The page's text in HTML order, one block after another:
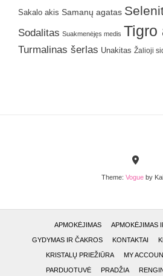
Sakalo akis Samanų agatas
Sodalitas Suakmenėjęs medis Tigro
Turmalinas šerlas Unakitas Žalioji
Theme: Vogueby
APMOKĖJIMAS APMOKĖJIMAS
GYDYMAS IR ČAKROS KONTAKTAI
KRISTALŲ PRIEŽIŪRA MY
PARDUOTUVĖ PRADŽIA